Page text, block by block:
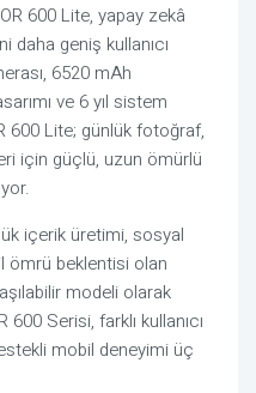
600 Lite, yapay zekâ
daha geniş kullanıcı
6520 mAh
ve 6 yıl sistem
600 Lite; günlük fotoğraf,
için güçlü, uzun ömürlü
içerik üretimi, sosyal
ömrü beklentisi olan
modeli olarak
Serisi, farklı kullanıcı
mobil deneyimi üç